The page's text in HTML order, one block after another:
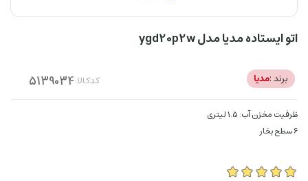
اتو ایستاده مدیا مدل ygd20p2w
برند :مدیا کدکالا:
ظرفیت مخزن آب: 1.5 لیتری
6 سطح بخار